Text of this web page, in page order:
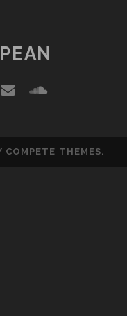
emailsoundcloud
COMPETE THEMES.